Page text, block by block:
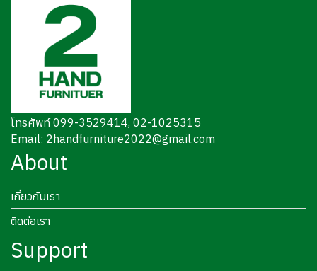
โทรศัพท์ 099-3529414, 02-1025315
Email: 2handfurniture2022@gmail.com
About
เกี่ยวกับเรา
ติดต่อเรา
Support